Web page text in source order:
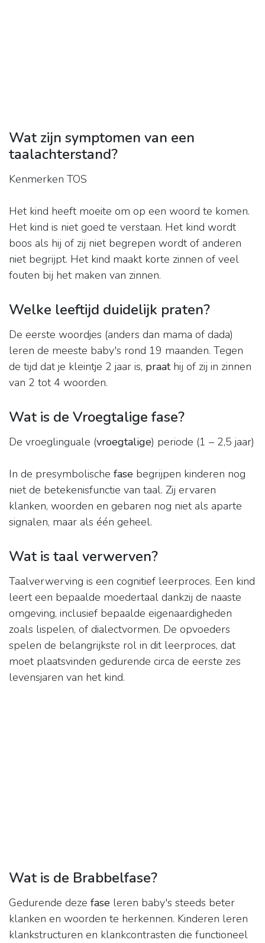
Wat zijn symptomen van een
taalachterstand?
Kenmerken TOS
Het kind heeft moeite om op een woord te komen.
Het kind is niet goed te verstaan. Het kind wordt
boos als hij of zij niet begrepen wordt of anderen
niet begrijpt. Het kind maakt korte zinnen of veel
fouten bij het maken van zinnen.
Welke leeftijd duidelijk praten?
De eerste woordjes (anders dan mama of dada)
leren de meeste baby's rond 19 maanden. Tegen
de tijd dat je kleintje 2 jaar is, praathij of zij in zinnen
van 2 tot 4 woorden.
Wat is de Vroegtalige fase?
De vroeglinguale (vroegtalige) periode (1 – 2,5 jaar)
In de presymbolische fase begrijpen kinderen nog
niet de betekenisfunctie van taal. Zij ervaren
klanken, woorden en gebaren nog niet als aparte
signalen, maar als één geheel.
Wat is taal verwerven?
Taalverwerving is een cognitief leerproces. Een kind
leert een bepaalde moedertaal dankzij de naaste
omgeving, inclusief bepaalde eigenaardigheden
zoals lispelen, of dialectvormen. De opvoeders
spelen de belangrijkste rol in dit leerproces, dat
moet plaatsvinden gedurende circa de eerste zes
levensjaren van het kind.
Wat is de Brabbelfase?
Gedurende deze fase leren baby's steeds beter
klanken en woorden te herkennen. Kinderen leren
klankstructuren en klankcontrasten die functioneel